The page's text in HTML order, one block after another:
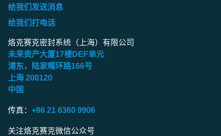
给我们发送消息
给我们打电话
烙克赛克密封系统（上海）有限公司
未来资产大厦17楼DEF单元
浦东，陆家嘴环路166号
上海 200120
中国
传真： +86 21 6360 9906
关注烙克赛克微信公众号